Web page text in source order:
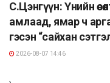
С.Цэнгүүн: Үнийн
амлаад, ямар ч
гэсэн “сайхан
2026-08-07 14:46